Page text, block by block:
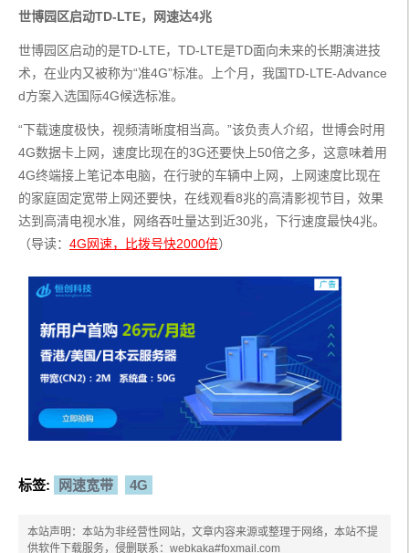
世博园区启动TD-LTE，网速达4兆
世博园区启动的是TD-LTE，TD-LTE是TD面向未来的长期演进技
术，在业内又被称为“准4G”标准。上个月，我国TD-LTE-Advance
d方案入选国际4G候选标准。
“下载速度极快，视频清晰度相当高。”该负责人介绍，世博会时用
4G数据卡上网，速度比现在的3G还要快上50倍之多，这意味着用
4G终端接上笔记本电脑，在行驶的车辆中上网，上网速度比现在
的家庭固定宽带上网还要快，在线观看8兆的高清影视节目，效果
达到高清电视水准，网络吞吐量达到近30兆，下行速度最快4兆。
（导读： 4G网速，比拨号快2000倍）
标签: 网速宽带 4G
本站声明：本站为非经营性网站，文章内容来源或整理于网络，本站不提
供软件下载服务，侵删联系：webkaka#foxmail.com